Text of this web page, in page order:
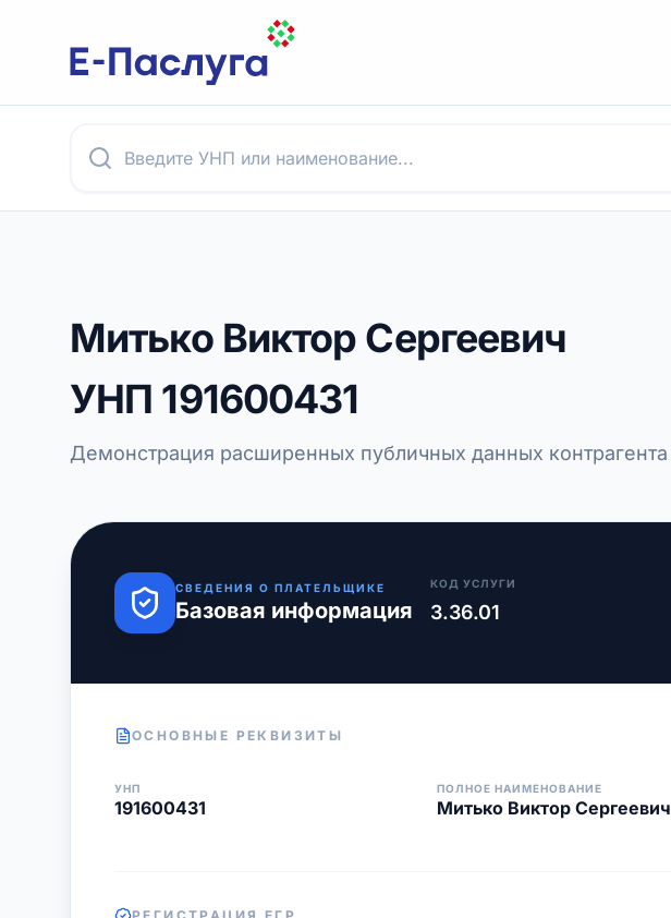
Митько Виктор Сергеевич
УНП 191600431
Демонстрация расширенных публичных данных контрагента
СВЕДЕНИЯ О ПЛАТЕЛЬЩИКЕ
Базовая информация
КОД УСЛУГИ
3.36.01
ОСНОВНЫЕ РЕКВИЗИТЫ
УНП
191600431
ПОЛНОЕ НАИМЕНОВАНИЕ
Митько Виктор Сергеевич